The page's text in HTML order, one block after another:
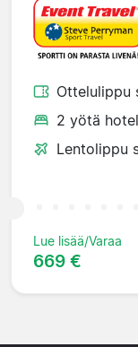
Ottelulippu
2 yötä
Lentolippu
Lue lisää/Varaa
669 €